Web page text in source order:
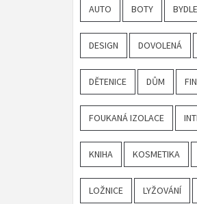
AUTO BOTY
DESIGN DOVOLENÁ
DĚTENICE DŮM
FOUKANÁ IZOLACE
KNIHA KOSMETIKA
LOŽNICE LYŽOVÁNÍ